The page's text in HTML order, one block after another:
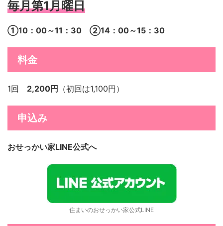
毎月第1月曜日
①10：00～11：30 ②14：00～15：30
料金
1回 2,200円 （初回は1,100円）
申込み
おせっかい家LINE公式へ
住まいのおせっかい家公式LINE